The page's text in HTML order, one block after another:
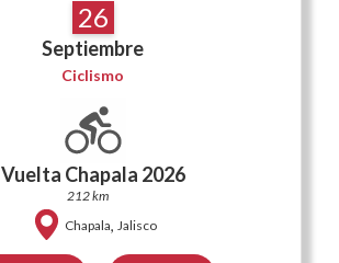
26
Septiembre
Ciclismo
Vuelta Chapala 2026
212 km
Chapala, Jalisco